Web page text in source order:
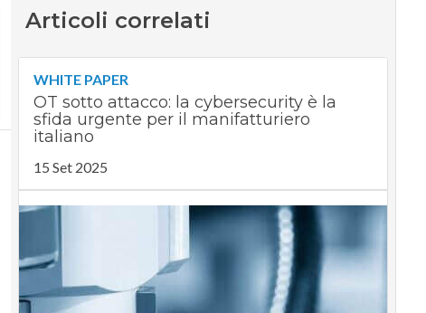
Articoli correlati
WHITE PAPER
OT sotto attacco: la cybersecurity è la
sfida urgente per il manifatturiero
italiano
15 Set 2025